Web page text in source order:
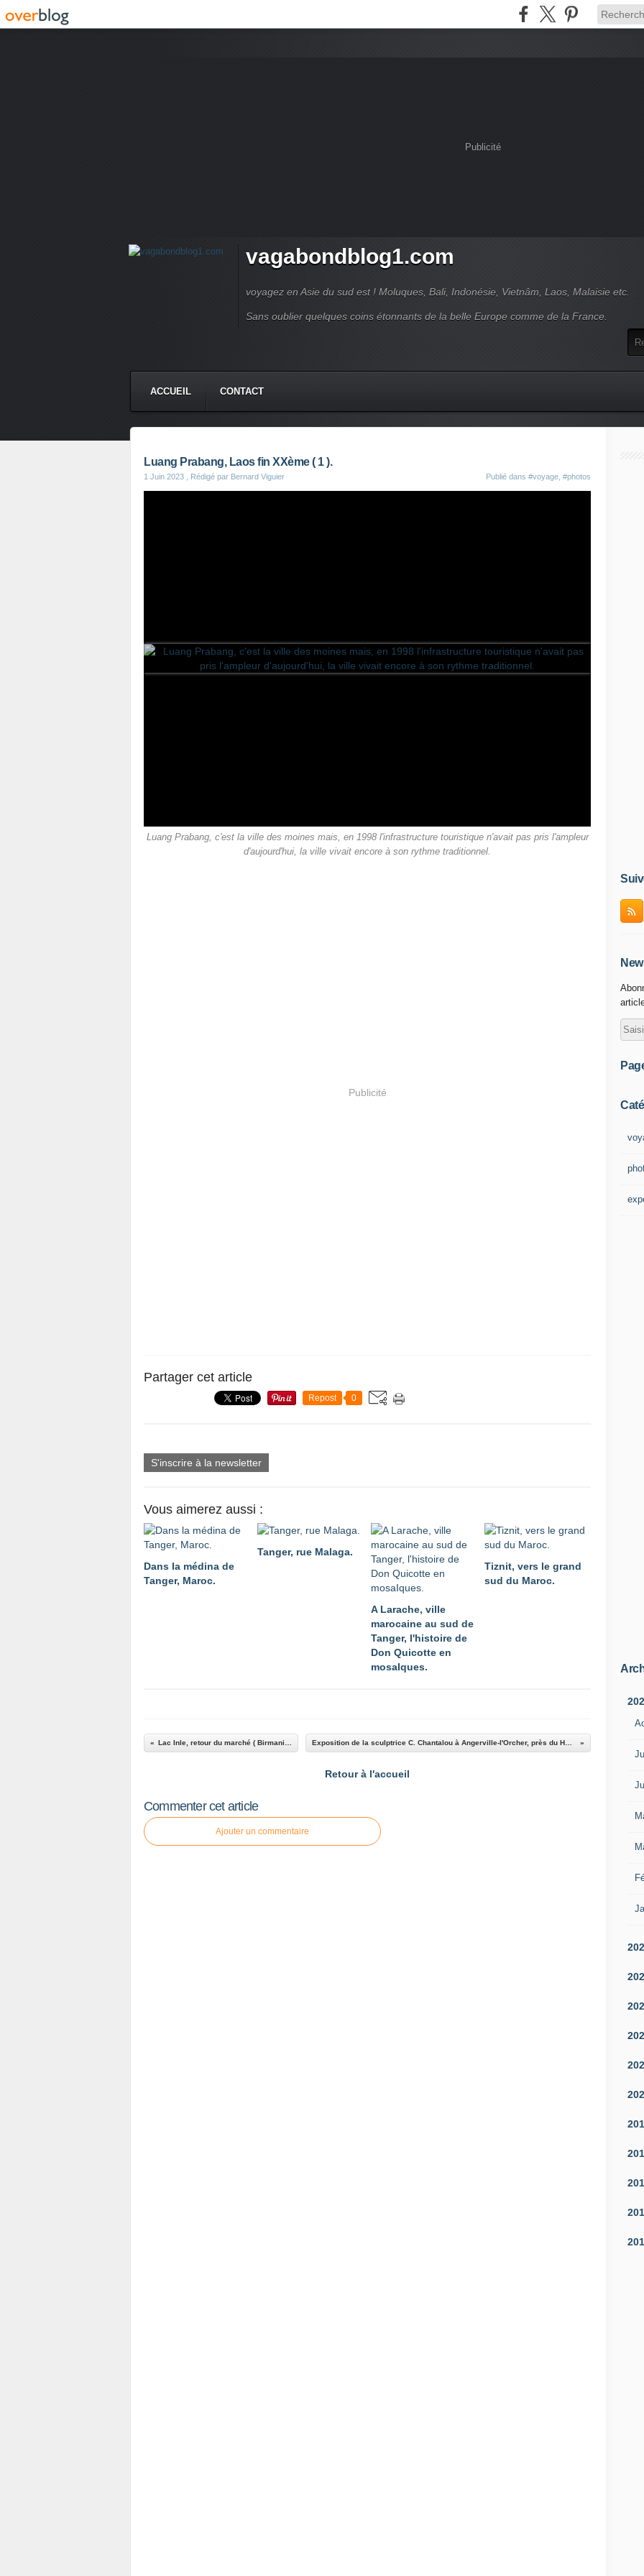
Publicité
vagabondblog1.com
voyagez en Asie du sud est ! Moluques, Bali, Indonésie, Vietnâm, Laos, Malaisie etc.
Sans oublier quelques coins étonnants de la belle Europe comme de la France.
ACCUEIL CONTACT
Luang Prabang, Laos fin XXème ( 1 ).
1 Juin 2023 , Rédigé par Bernard Viguier Publié dans #voyage #photos
Luang Prabang, c'est la ville des moines mais, en 1998 l'infrastructure touristique n'avait pas pris l'ampleur
d'aujourd'hui, la ville vivait encore à son rythme traditionnel.
Publicité
Partager cet article
Repost 0
S'inscrire à la newsletter
Vous aimerez aussi :
Dans la médina de
Tanger, Maroc.
Tanger, rue Malaga.
A Larache, ville
marocaine au sud de
Tanger, l'histoire de
Don Quicotte en
mosaIques.
Tiznit, vers le grand
sud du Maroc.
Retour à l'accueil
Commenter cet article
Ajouter un commentaire